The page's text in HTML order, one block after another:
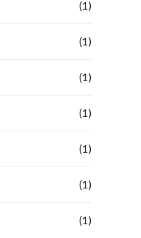
(1)
(1)
(1)
(1)
(1)
(1)
(1)